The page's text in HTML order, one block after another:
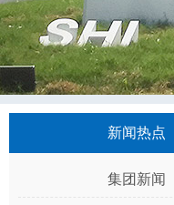
新闻热点
集团新闻